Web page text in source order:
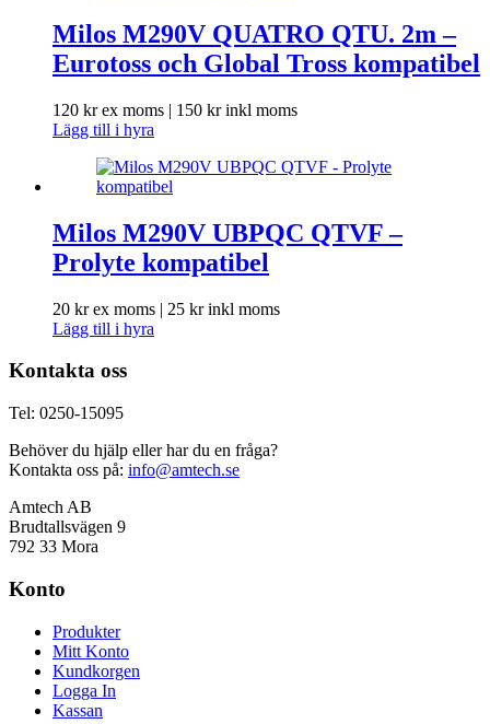
Milos M290V QUATRO QTU. 2m –
Eurotoss och Global Tross kompatibel
120 krex moms | 150 krinkl moms
Lägg till i hyra
Milos M290V UBPQC QTVF –
Prolyte kompatibel
20 krex moms | 25 krinkl moms
Lägg till i hyra
Kontakta oss
Tel: 0250-15095
Behöver du hjälp eller har du en fråga?
Kontakta oss på: info@amtech.se
Amtech AB
Brudtallsvägen 9
792 33 Mora
Konto
Produkter
Mitt Konto
Kundkorgen
Logga In
Kassan